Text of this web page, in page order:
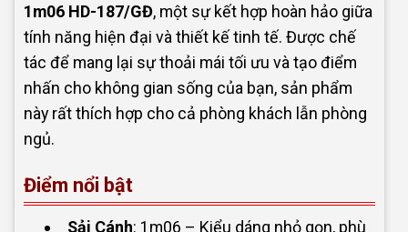
1m06 HD-187/GĐ, một sự kết hợp hoàn hảo giữa
tính năng hiện đại và thiết kế tinh tế. Được chế
tác để mang lại sự thoải mái tối ưu và tạo điểm
nhấn cho không gian sống của bạn, sản phẩm
này rất thích hợp cho cả phòng khách lẫn phòng
ngủ.
Điểm nổi bật
Sải Cánh: 1m06 – Kiểu dáng nhỏ gọn, phù